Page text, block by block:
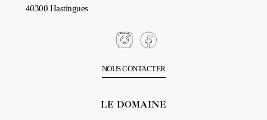
40300 Hastingues
NOUS CONTACTER
LE DOMAINE